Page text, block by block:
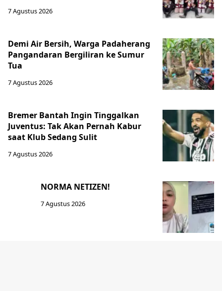
7 Agustus 2026
Demi Air Bersih, Warga Padaherang
Pangandaran Bergiliran ke Sumur
Tua
7 Agustus 2026
Bremer Bantah Ingin Tinggalkan
Juventus: Tak Akan Pernah Kabur
saat Klub Sedang Sulit
7 Agustus 2026
NORMA NETIZEN!
7 Agustus 2026